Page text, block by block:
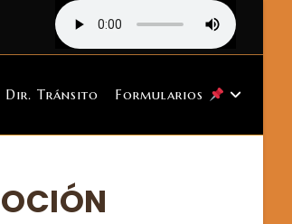
Dir. Tránsito Formularios